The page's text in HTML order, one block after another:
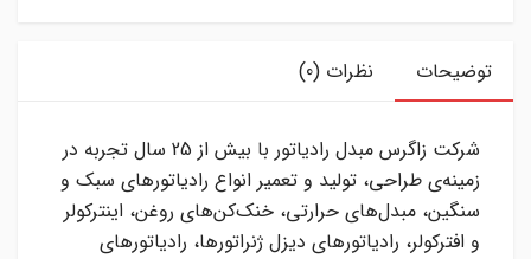
توضیحات نظرات (0)
شرکت زاگرس مبدل رادیاتور با بیش از
سال تجربه در
زمینه‌ی طراحی، تولید و تعمیر انواع رادیاتورهای سبک و
سنگین، مبدل‌های حرارتی، خنک‌کن‌های روغن، اینترکولر
و افترکولر، رادیاتورهای دیزل ژنراتورها، رادیاتورهای